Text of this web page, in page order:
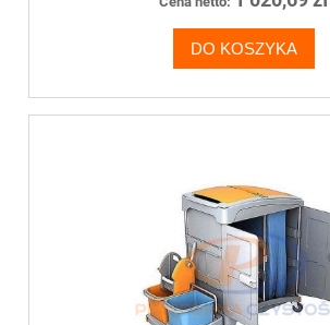
DO KOSZYKA